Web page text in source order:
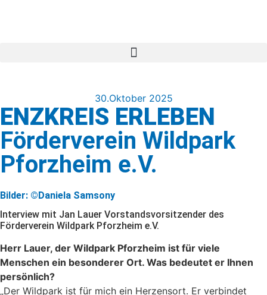
30.Oktober 2025
ENZKREIS ERLEBEN
Förderverein Wildpark
Pforzheim e.V.
Bilder: ©Daniela Samsony
Interview mit Jan Lauer Vorstandsvorsitzender des
Förderverein Wildpark Pforzheim e.V.
Herr Lauer, der Wildpark Pforzheim ist für viele
Menschen ein besonderer Ort. Was bedeutet er Ihnen
persönlich?
„Der Wildpark ist für mich ein Herzensort. Er verbindet